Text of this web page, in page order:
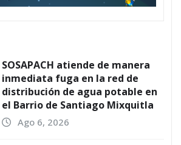
SOSAPACH atiende de manera
inmediata fuga en la red de
distribución de agua potable en
el Barrio de Santiago Mixquitla
Ago 6, 2026